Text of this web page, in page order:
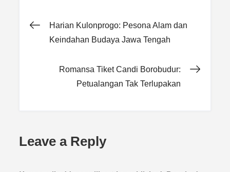
Post
Harian Kulonprogo: Pesona Alam dan
Keindahan Budaya Jawa Tengah
Romansa Tiket Candi Borobudur:
Petualangan Tak Terlupakan
Leave a Reply